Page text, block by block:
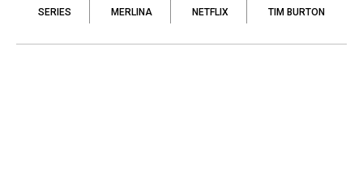
SERIES MERLINA NETFLIX TIM BURTON